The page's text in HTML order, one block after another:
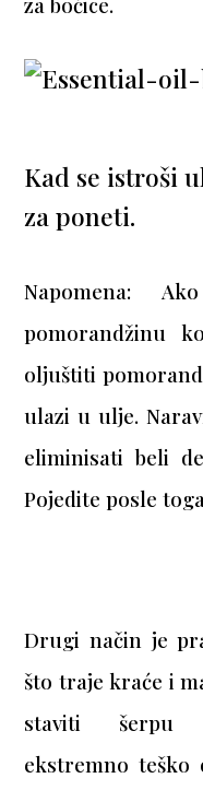
Kad se istroši
za poneti.
Napomena:
pomorandžinu
oljuštiti
ulazi u ulje.
eliminisati beli
Pojedite posle
Drugi način je
što traje kraće i
staviti
ekstremno teško